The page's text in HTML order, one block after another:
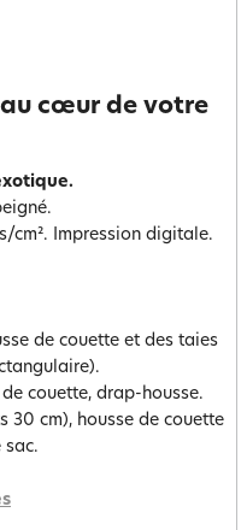
cœur de votre
cm². Impression digitale.
de couette et des taies
couette, drap-housse.
30 cm), housse de couette
sac.